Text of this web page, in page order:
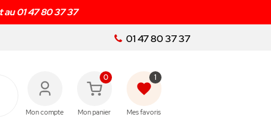
01 47 80 37 37
Mon compte
0
Mon panier
favorite
1
Mes favoris